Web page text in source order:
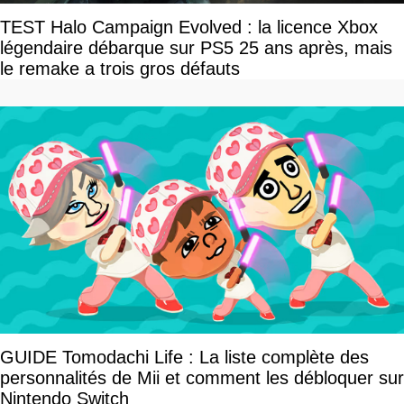
TEST Halo Campaign Evolved : la licence Xbox
légendaire débarque sur PS5 25 ans après, mais
le remake a trois gros défauts
GUIDE Tomodachi Life : La liste complète des
personnalités de Mii et comment les débloquer sur
Nintendo Switch